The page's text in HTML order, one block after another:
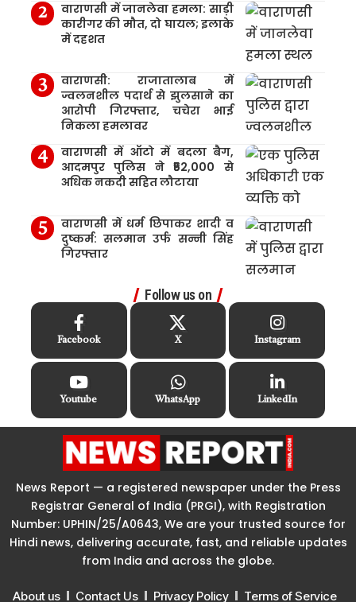
वाराणसी में जानलेवा हमला: साड़ी
कारीगर की मौत, दो घायल; इलाके
में दहशत
वाराणसी: राजातालाब में
ज्वलनशील पदार्थ से झुलसाने का
आरोपी गिरफ्तार, चचेरा भाई
निकला हमलावर
वाराणसी में ऑटो में बदला बैग,
आदमपुर पुलिस ने ₹52,000 से
अधिक नकदी सहित लौटाया
वाराणसी में धर्म छिपाकर शादी व
दुष्कर्म: सलमान उर्फ सन्नी सिंह
गिरफ्तार
Follow us on
Facebook X Instagram
Youtube WhatsApp LinkedIn
News Report — a registered newspaper under the Press
Registrar General of India (PRGI), with Registration
Number: UPHIN/25/A0643, We are your trusted source for
Hindi news, delivering accurate, fast, and reliable updates
from India and across the globe.
About us Contact Us Privacy Policy Terms of Service